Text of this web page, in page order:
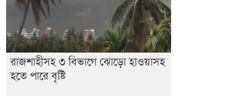
রাজশাহীসহ ৩ বিভাগে ঝোড়ো হাওয়াসহ
হতে পারে বৃষ্টি